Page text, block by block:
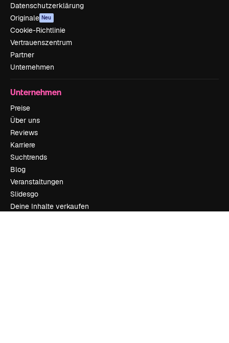
Datenschutzerklärung
Originale Neu
Cookie-Richtlinie
Vertrauenszentrum
Partner
Unternehmen
Unternehmen
Preise
Über uns
Reviews
Karriere
Suchtrends
Blog
Veranstaltungen
Slidesgo
Deine Inhalte verkaufen